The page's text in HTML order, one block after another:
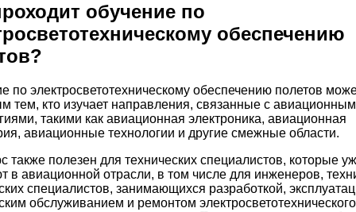
обучение по
обеспечению
по электросветотехническому обеспечению полетов
тем, кто изучает направления, связанные с
такими как авиационная электроника, авиационная
авиационные технологии и другие смежные области.
также полезен для технических специалистов, которые
в авиационной отрасли, в том числе для инженеров,
специалистов, занимающихся разработкой,
обслуживанием и ремонтом электросветотехнического